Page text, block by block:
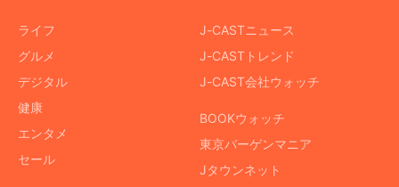
ライフ
グルメ
デジタル
健康
エンタメ
セール
J-CASTニュース
J-CASTトレンド
J-CAST会社ウォッチ
BOOKウォッチ
東京バーゲンマニア
Jタウンネット